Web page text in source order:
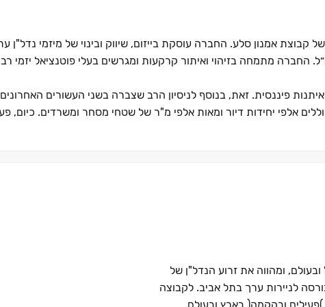
ומשמשת כזרוע הנדל״ן של קבוצת אמנון סלע. החברה עוסקת בייזום, שיווק ובינוי של מיזמי
החברה מתמחה בזיהוי ואיתור קרקעות ומגרשים בעלי פוטנציאל יזמי
פיננסית. זאת, בנוסף לניסיון הרב שצברה בשני העשורים
אלפי יחידות דיור ומאות אלפי מ"ר של שטחי מסחר ומשרדים. כיום,
גן, ירושלים, הרצליה, חיפה, ראשל"צ, אשדוד, נתניה, קריות, נהריה
בזכות כוח אדם איכותי ועתיר ניסיון.
חברה להשקעות, ייזום וניהול של פרויקטים בתחום הנדל"ן המניב. בין
מרכזים גריאטריים ומתחמי תעשייה ולוגיסטיקה.
הצריח וכלי הצמ"ה של קבוצת סלע. החברה בעלת צי של עשרות עגורני
בעולם הבנייה והנדל"ן. החברה בנתה מערך תכנון הנדסי, שירות,
הקרובות.
מצליחה סלע בינוי לשמור על רוח יזמית, צעירה וחדשנית,
לניירות ערך בתל אביב. לקבוצה